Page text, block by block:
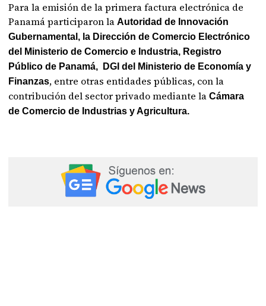
Para la emisión de la primera factura electrónica de
Panamá participaron laAutoridad de Innovación
Gubernamental, la Dirección de Comercio Electrónico
del Ministerio de Comercio e Industria, Registro
Público de Panamá, DGI del Ministerio de Economía y
Finanzas, entre otras entidades públicas, con la
contribución del sector privado mediante laCámara
de Comercio de Industrias y Agricultura.